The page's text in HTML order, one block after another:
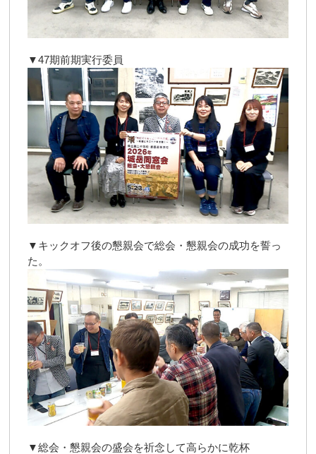
▼47期前期実行委員
▼キックオフ後の懇親会で総会・懇親会の成功を誓っ
た。
▼総会・懇親会の盛会を祈念して高らかに乾杯